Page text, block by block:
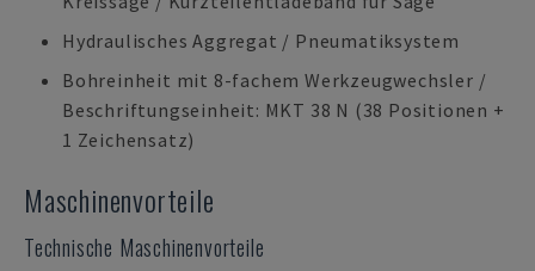
Hydraulisches Aggregat / Pneumatiksystem
Bohreinheit mit 8-fachem Werkzeugwechsler /
Beschriftungseinheit: MKT 38 N (38 Positionen +
1 Zeichensatz)
Maschinenvorteile
Technische Maschinenvorteile